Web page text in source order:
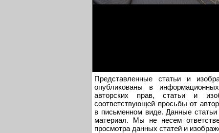
Представленные статьи и
опубликованы в
авторских прав, статьи и
соответствующей просьбы от
в письменном виде. Данные
материал. Мы не несем
просмотра данных статей и